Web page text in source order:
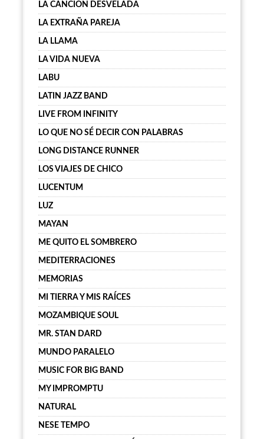
LA CANCIÓN DESVELADA
LA EXTRAÑA PAREJA
LA LLAMA
LA VIDA NUEVA
LABU
LATIN JAZZ BAND
LIVE FROM INFINITY
LO QUE NO SÉ DECIR CON PALABRAS
LONG DISTANCE RUNNER
LOS VIAJES DE CHICO
LUCENTUM
LUZ
MAYAN
ME QUITO EL SOMBRERO
MEDITERRACIONES
MEMORIAS
MI TIERRA Y MIS RAÍCES
MOZAMBIQUE SOUL
MR. STAN DARD
MUNDO PARALELO
MUSIC FOR BIG BAND
MY IMPROMPTU
NATURAL
NESE TEMPO